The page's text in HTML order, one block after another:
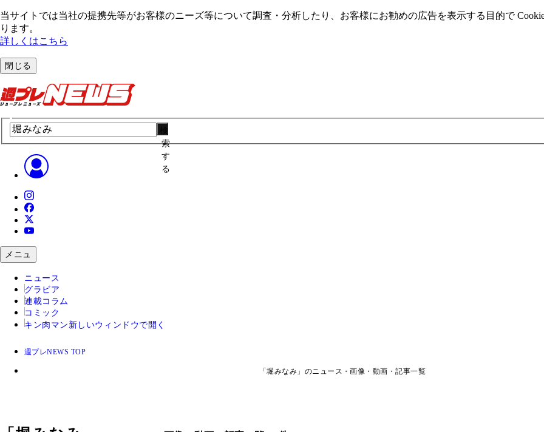
当サイトでは当社の提携先等がお客様のニーズ等について調査・分析したり、お客様にお勧めの広告を表⽰する⽬的で
ります。
詳しくはこちら
閉じる
索
す
る
メニュ
ニュース
グラビア
連載コラム
コミック
キン肉マン 新しいウィンドウで開く
週プレNEWS TOP
「堀みなみ」のニュース・画像・動画・記事一覧